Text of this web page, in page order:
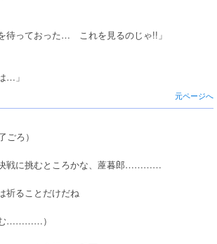
待っておった… これを見るのじゃ!!」
…」
元ページへ
ごろ）
戦に挑むところかな、蓙暮郎…………
祈ることだけだね
む…………）